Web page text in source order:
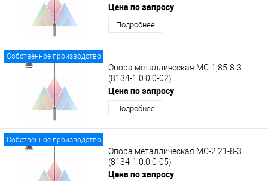
Цена по запросу
Подробнее
Собственное производство
Опора металлическая МС-1,85-8-3
(8134-1.0.0.0-02)
Цена по запросу
Подробнее
Собственное производство
Опора металлическая МС-2,21-8-3
(8134-1.0.0.0-05)
Цена по запросу